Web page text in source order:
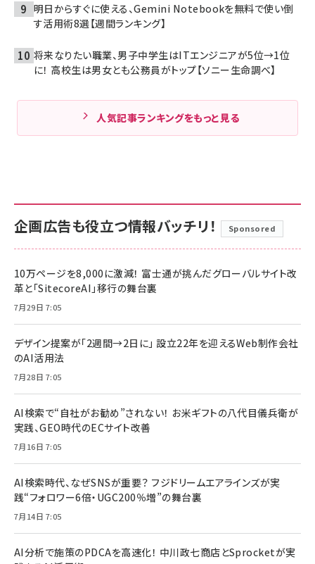
明日からすぐに使える、Gemini Notebookを無料で使い倒
す活用術8選【週間ランキング】
将来なりたい職業、男子中学生はITエンジニアが5位→1位
に！ 高校生は男女とも公務員がトップ【ソニー生命調べ】
人気記事ランキングをもっと見る
企画広告も役立つ情報バッチリ！ Sponsored
10万ページを8,000に激減！ 富士通が挑んだグローバルサイト改
革と「SitecoreAI」移行の舞台裏
7月29日 7:05
デザイン提案が「2週間→2日に」 設立22年を迎えるWeb制作会社
のAI活用法
7月28日 7:05
AI検索で“自社がお勧め”されない！ お米ギフトの八代目儀兵衛が
実践、GEO時代のECサイト改善
7月16日 7:05
AI検索時代、なぜSNSが重要？ フジドリームエアラインズが実
践“フォロワー6倍・UGC200％増”の舞台裏
7月14日 7:05
AI分析で施策のPDCAを高速化！ 中川政七商店とSprocketが実